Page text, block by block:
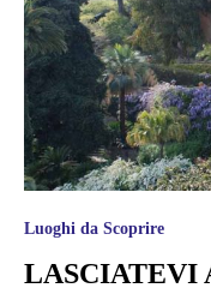
Luoghi da Scoprire
LASCIATEVI